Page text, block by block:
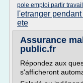
pole emploi partir
l'etranger
ete
Assurance
public.fr
Répondez aux
s'afficheront